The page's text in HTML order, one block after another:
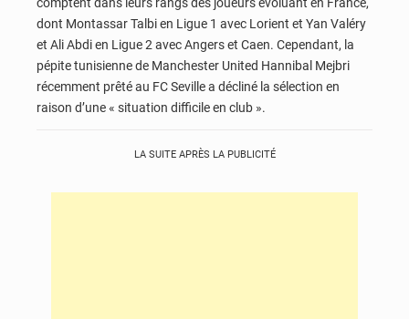
dont Montassar Talbi en Ligue 1 avec Lorient et Yan Valéry
et Ali Abdi en Ligue 2 avec Angers et Caen. Cependant, la
pépite tunisienne de Manchester United Hannibal Mejbri
récemment prêté au FC Seville a décliné la sélection en
raison d’une « situation difficile en club ».
LA SUITE APRÈS LA PUBLICITÉ